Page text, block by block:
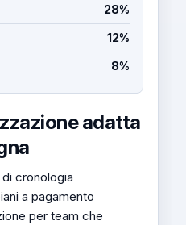
28%
12%
8%
adatta
cronologia
a pagamento
per team che